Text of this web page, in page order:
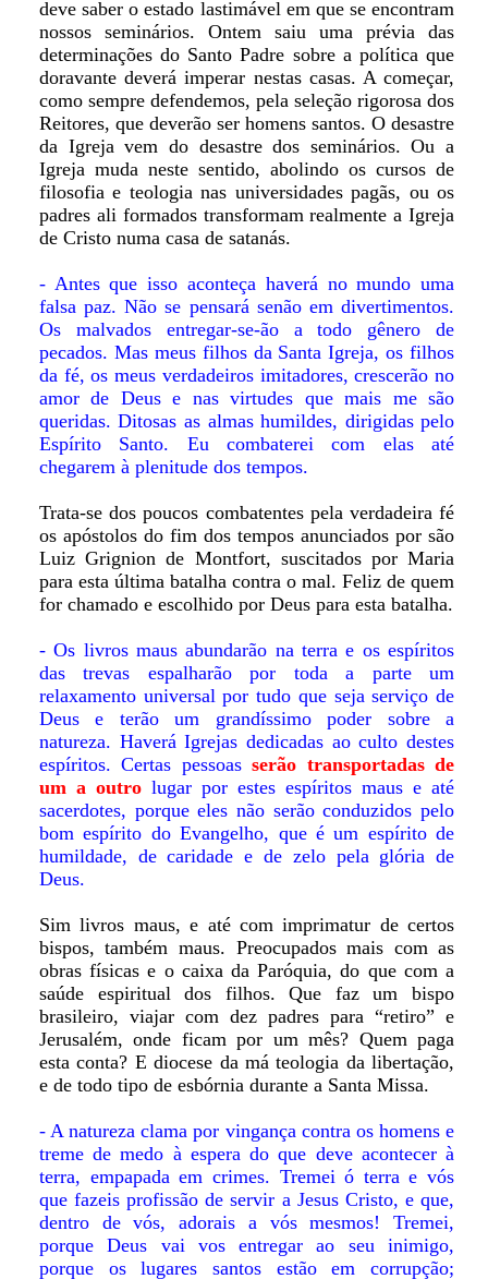
deve saber o estado lastimável em que se encontram
nossos seminários. Ontem saiu uma prévia das
determinações do Santo Padre sobre a política que
doravante deverá imperar nestas casas. A começar,
como sempre defendemos, pela seleção rigorosa dos
Reitores, que deverão ser homens santos. O desastre
da Igreja vem do desastre dos seminários. Ou a
Igreja muda neste sentido, abolindo os cursos de
filosofia e teologia nas universidades pagãs, ou os
padres ali formados transformam realmente a Igreja
de Cristo numa casa de satanás.
- Antes que isso aconteça haverá no mundo uma
falsa paz. Não se pensará senão em divertimentos.
Os malvados entregar-se-ão a todo gênero de
pecados. Mas meus filhos da Santa Igreja, os filhos
da fé, os meus verdadeiros imitadores, crescerão no
amor de Deus e nas virtudes que mais me são
queridas. Ditosas as almas humildes, dirigidas pelo
Espírito Santo. Eu combaterei com elas até
chegarem à plenitude dos tempos.
Trata-se dos poucos combatentes pela verdadeira fé
os apóstolos do fim dos tempos anunciados por são
Luiz Grignion de Montfort, suscitados por Maria
para esta última batalha contra o mal. Feliz de quem
for chamado e escolhido por Deus para esta batalha.
- Os livros maus abundarão na terra e os espíritos
das trevas espalharão por toda a parte um
relaxamento universal por tudo que seja serviço de
Deus e terão um grandíssimo poder sobre a
natureza. Haverá Igrejas dedicadas ao culto destes
espíritos. Certas pessoasserão transportadas de
um a outro lugar por estes espíritos maus e até
sacerdotes, porque eles não serão conduzidos pelo
bom espírito do Evangelho, que é um espírito de
humildade, de caridade e de zelo pela glória de
Deus.
Sim livros maus, e até com imprimatur de certos
bispos, também maus. Preocupados mais com as
obras físicas e o caixa da Paróquia, do que com a
saúde espiritual dos filhos. Que faz um bispo
brasileiro, viajar com dez padres para “retiro” e
Jerusalém, onde ficam por um mês? Quem paga
esta conta? E diocese da má teologia da libertação,
e de todo tipo de esbórnia durante a Santa Missa.
- A natureza clama por vingança contra os homens e
treme de medo à espera do que deve acontecer à
terra, empapada em crimes. Tremei ó terra e vós
que fazeis profissão de servir a Jesus Cristo, e que,
dentro de vós, adorais a vós mesmos! Tremei,
porque Deus vai vos entregar ao seu inimigo,
porque os lugares santos estão em corrupção;